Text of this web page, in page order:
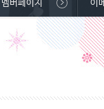
멤버페이지 이